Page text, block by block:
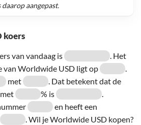
koers
van vandaag is
. Het
van Worldwide USD ligt op
.
met
. Dat betekent dat de
% is
.
en heeft een
. Wil je Worldwide USD kopen?
aangepast.